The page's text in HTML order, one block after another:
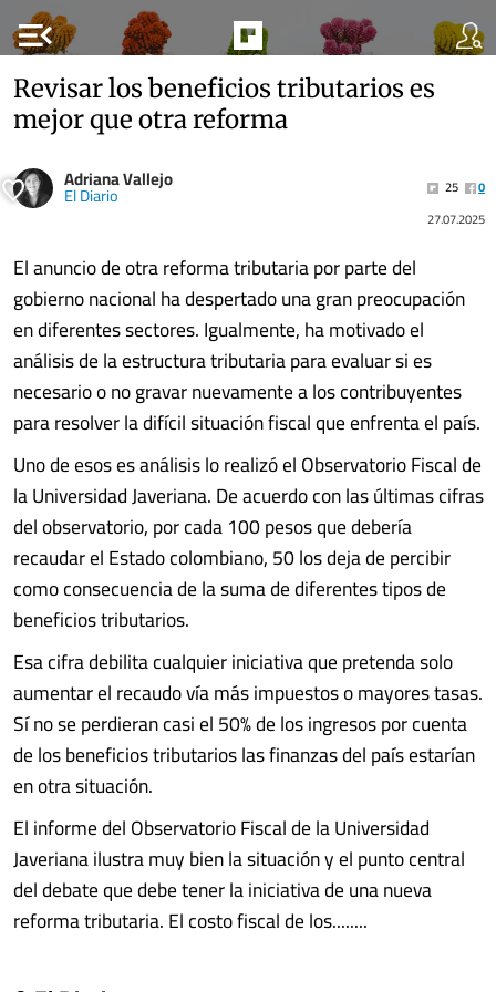
menu_open
Revisar los beneficios tributarios es
mejor que otra reforma
Adriana Vallejo
El Diario 25
0
27.07.2025
El anuncio de otra reforma tributaria por parte del
gobierno nacional ha despertado una gran preocupación
en diferentes sectores. Igualmente, ha motivado el
análisis de la estructura tributaria para evaluar si es
necesario o no gravar nuevamente a los contribuyentes
para resolver la difícil situación fiscal que enfrenta el país.
Uno de esos es análisis lo realizó el Observatorio Fiscal de
la Universidad Javeriana. De acuerdo con las últimas cifras
del observatorio, por cada 100 pesos que debería
recaudar el Estado colombiano, 50 los deja de percibir
como consecuencia de la suma de diferentes tipos de
beneficios tributarios.
Esa cifra debilita cualquier iniciativa que pretenda solo
aumentar el recaudo vía más impuestos o mayores tasas.
Sí no se perdieran casi el 50% de los ingresos por cuenta
de los beneficios tributarios las finanzas del país estarían
en otra situación.
El informe del Observatorio Fiscal de la Universidad
Javeriana ilustra muy bien la situación y el punto central
del debate que debe tener la iniciativa de una nueva
reforma tributaria. El costo fiscal de los........